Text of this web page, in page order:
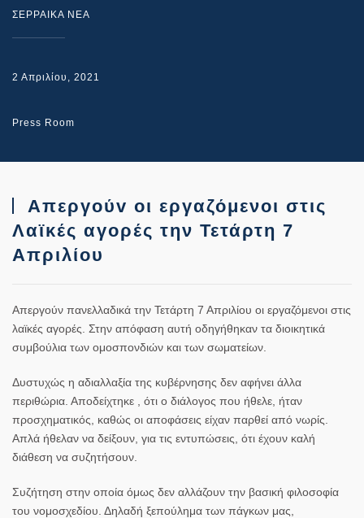
ΣΕΡΡΑΙΚΑ ΝΕΑ
2 Απριλίου, 2021
Press Room
Απεργούv οι εργαζόμενοι στις
Λαϊκές αγορές την Τετάρτη 7
Απριλίου
Απεργούν πανελλαδικά την Τετάρτη 7 Απριλίου οι εργαζόμενοι στις
λαϊκές αγορές. Στην απόφαση αυτή οδηγήθηκαν τα διοικητικά
συμβούλια των ομοσπονδιών και των σωματείων.
Δυστυχώς η αδιαλλαξία της κυβέρνησης δεν αφήνει άλλα
περιθώρια. Αποδείχτηκε , ότι ο διάλογος που ήθελε, ήταν
προσχηματικός, καθώς οι αποφάσεις είχαν παρθεί από νωρίς.
Απλά ήθελαν να δείξουν, για τις εντυπώσεις, ότι έχουν καλή
διάθεση να συζητήσουν.
Συζήτηση στην οποία όμως δεν αλλάζουν την βασική φιλοσοφία
του νομοσχεδίου. Δηλαδή ξεπούλημα των πάγκων μας,